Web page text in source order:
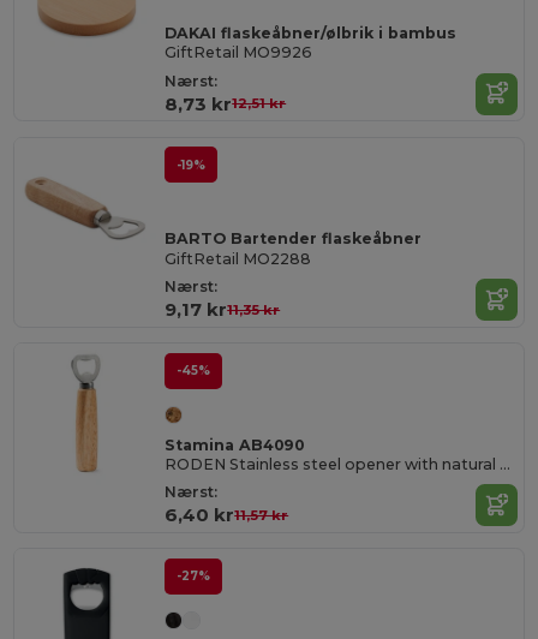
DAKAI flaskeåbner/ølbrik i bambus
GiftRetail MO9926
Nærst:
8,73 kr12,51 kr
-19%
BARTO Bartender flaskeåbner
GiftRetail MO2288
Nærst:
9,17 kr11,35 kr
-45%
Stamina AB4090
RODEN Stainless steel opener with natural wood handgrip
Nærst:
6,40 kr11,57 kr
-27%